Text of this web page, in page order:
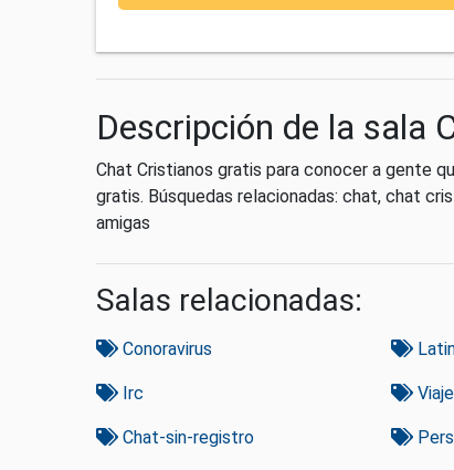
Descripción de la sala
Chat Cristianos gratis para conocer a gente
gratis. Búsquedas relacionadas: chat, chat
amigas
Salas relacionadas:
Conoravirus
Irc
Chat-sin-registro